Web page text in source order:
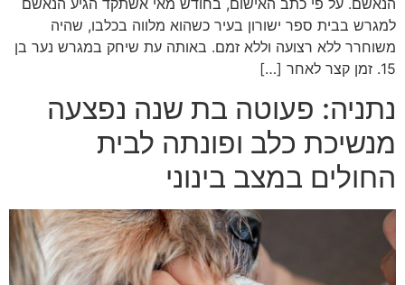
למגרש בבית ספר ישורון בעיר כשהוא מלווה בכלבו, שהיה
משוחרר ללא רצועה וללא זמם. באותה עת שיחק במגרש נער בן
15. זמן קצר לאחר […]
נתניה: פעוטה בת שנה נפצעה
מנשיכת כלב ופונתה לבית
החולים במצב בינוני